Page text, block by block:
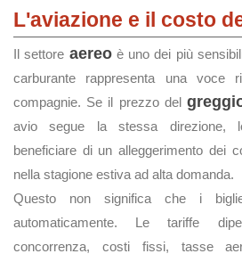
L'aviazione e il costo
Il settore aereoè uno dei più
carburante rappresenta una voce
compagnie. Se il prezzo del
avio segue la stessa direzione,
beneficiare di un alleggerimento dei
nella stagione estiva ad alta domanda.
Questo non significa che i
automaticamente. Le tariffe
concorrenza, costi fissi, tasse